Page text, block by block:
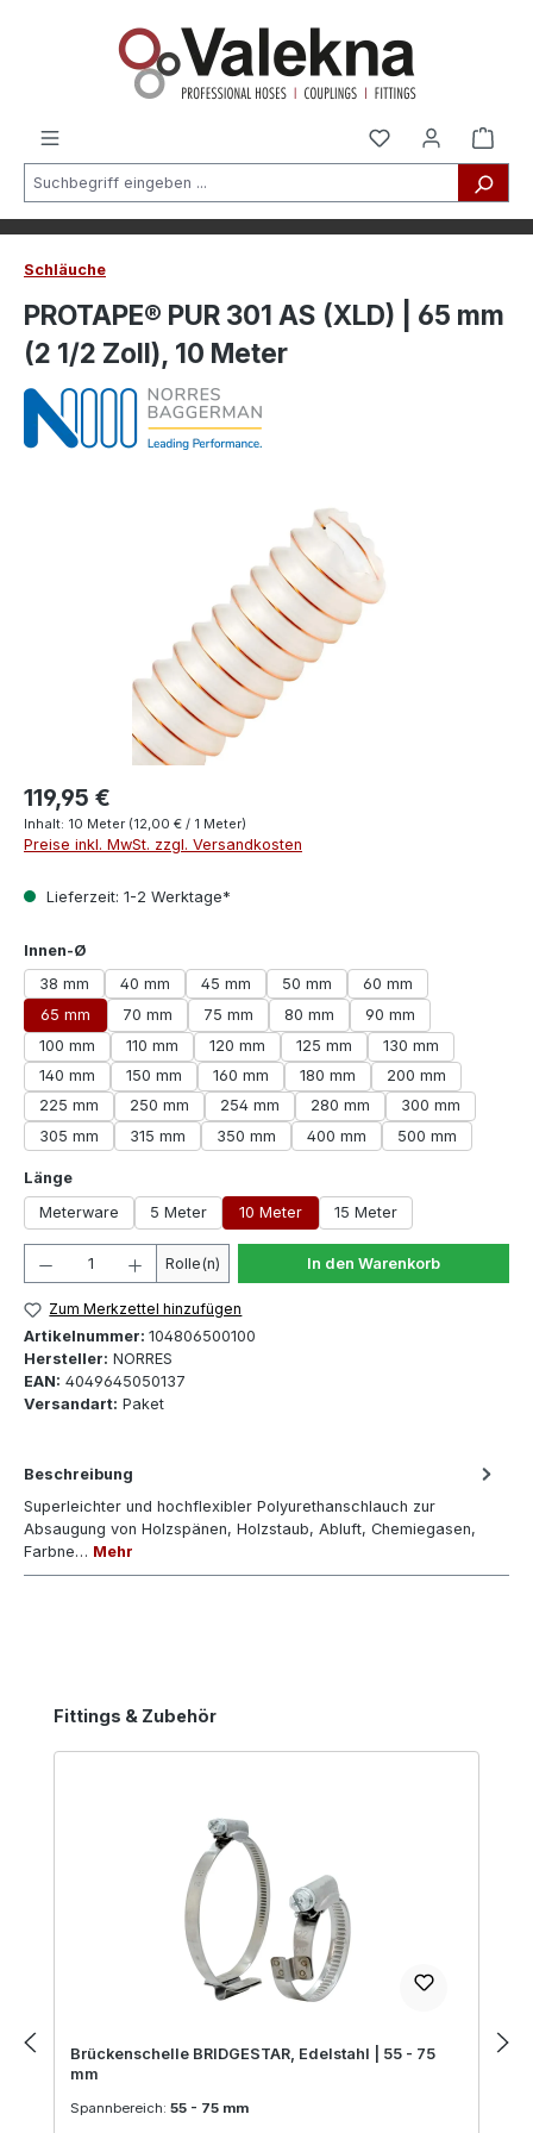
Schläuche
PROTAPE® PUR 301 AS (XLD) | 65 mm
(2 1/2 Zoll), 10 Meter
119,95 €
Inhalt: 10 Meter (12,00 € / 1 Meter)
Preise inkl. MwSt. zzgl. Versandkosten
Lieferzeit: 1-2 Werktage*
Innen-Ø
38 mm
40 mm 45 mm 50 mm
60 mm
65 mm
70 mm 75 mm 80 mm
90 mm
100 mm
110 mm 120 mm 125 mm
130 mm
140 mm
150 mm 160 mm 180 mm
200 mm
225 mm
250 mm 254 mm 280 mm
300 mm
305 mm
315 mm 350 mm 400 mm 500 mm
Längeauswählen
Meterware
5 Meter 10 Meter 15 Meter
Produkt Anzahl: Gib den gewünschten Wert ein
Rolle(n) In den Warenkorb
Zum Merkzettel hinzufügen
Artikelnummer: 104806500100
Hersteller: NORRES
EAN: 4049645050137
Versandart: Paket
Beschreibung
Superleichter und hochflexibler Polyurethanschlauch zur
Absaugung von Holzspänen, Holzstaub, Abluft, Chemiegasen,
Farbne… Mehr
Produktgalerie überspringen
Fittings & Zubehör
Brückenschelle BRIDGESTAR, Edelstahl | 55 - 75
mm
Spannbereich: 55 - 75 mm